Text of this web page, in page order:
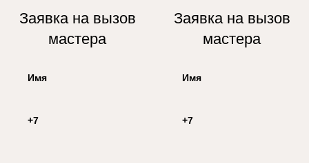
Заявка на вызов
мастера
Заявка на вызов
мастера